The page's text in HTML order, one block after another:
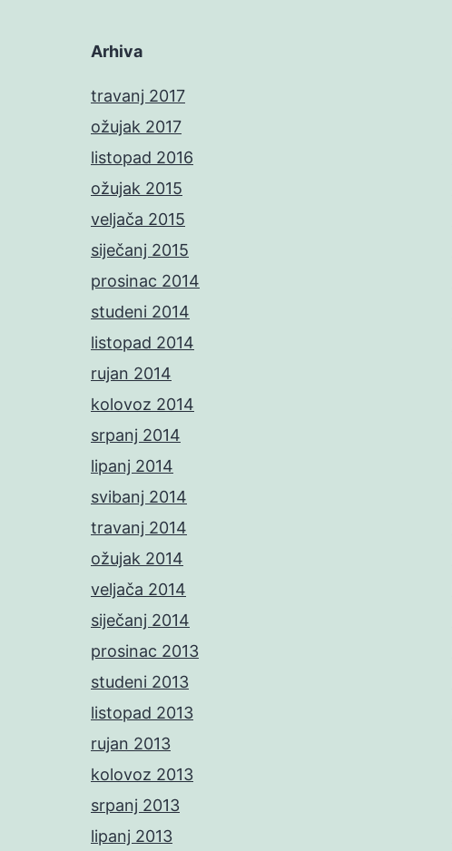
Arhiva
travanj 2017
ožujak 2017
listopad 2016
ožujak 2015
veljača 2015
siječanj 2015
prosinac 2014
studeni 2014
listopad 2014
rujan 2014
kolovoz 2014
srpanj 2014
lipanj 2014
svibanj 2014
travanj 2014
ožujak 2014
veljača 2014
siječanj 2014
prosinac 2013
studeni 2013
listopad 2013
rujan 2013
kolovoz 2013
srpanj 2013
lipanj 2013